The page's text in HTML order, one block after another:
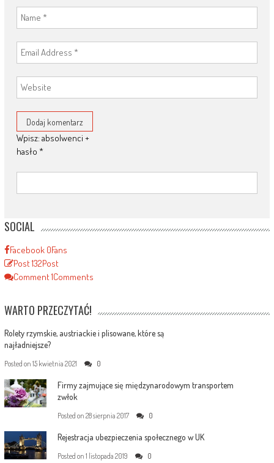
Wpisz: absolwenci +
hasło *
SOCIAL
Facebook 0Fans
Post132Post
Comment1Comments
WARTO PRZECZYTAĆ!
Rolety rzymskie, austriackie i plisowane, które są
najładniejsze?
Posted on 15 kwietnia 2021 0
Firmy zajmujące się międzynarodowym transportem
zwłok
Posted on 28 sierpnia 2017 0
Rejestracja ubezpieczenia społecznego w UK
Posted on 1 listopada 2019 0